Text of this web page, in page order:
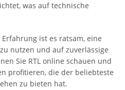
was auf technische
ist es ratsam, eine
nutzen und auf zuverlässige
Sie RTL online schauen und
profitieren, die der beliebteste
zu bieten hat.